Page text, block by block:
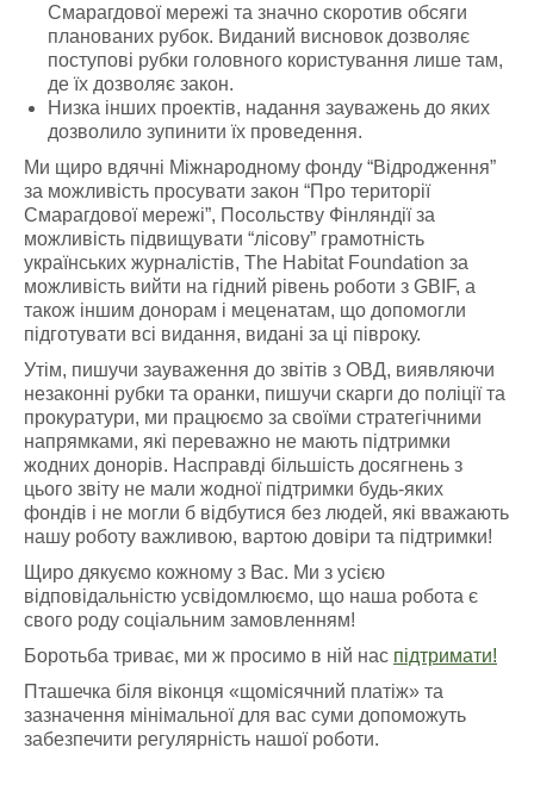
Смарагдової мережі та значно скоротив обсяги
планованих рубок. Виданий висновок дозволяє
поступові рубки головного користування лише там,
де їх дозволяє закон.
Низка інших проектів, надання зауважень до яких
дозволило зупинити їх проведення.
Ми щиро вдячні Міжнародному фонду “Відродження”
за можливість просувати закон “Про території
Смарагдової мережі”, Посольству Фінляндії за
можливість підвищувати “лісову” грамотність
українських журналістів, The Habitat Foundation за
можливість вийти на гідний рівень роботи з GBIF, а
також іншим донорам і меценатам, що допомогли
підготувати всі видання, видані за ці півроку.
Утім, пишучи зауваження до звітів з ОВД, виявляючи
незаконні рубки та оранки, пишучи скарги до поліції та
прокуратури, ми працюємо за своїми стратегічними
напрямками, які переважно не мають підтримки
жодних донорів. Насправді більшість досягнень з
цього звіту не мали жодної підтримки будь-яких
фондів і не могли б відбутися без людей, які вважають
нашу роботу важливою, вартою довіри та підтримки!
Щиро дякуємо кожному з Вас. Ми з усією
відповідальністю усвідомлюємо, що наша робота є
свого роду соціальним замовленням!
Боротьба триває, ми ж просимо в ній нас підтримати!
Пташечка біля віконця «щомісячний платіж» та
зазначення мінімальної для вас суми допоможуть
забезпечити регулярність нашої роботи.